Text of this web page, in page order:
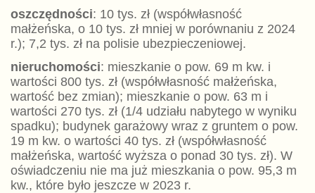
oszczędności: 10 tys. zł (współwłasność
małżeńska, o 10 tys. zł mniej w porównaniu z 2024
r.); 7,2 tys. zł na polisie ubezpieczeniowej.
nieruchomości: mieszkanie o pow. 69 m kw. i
wartości 800 tys. zł (współwłasność małżeńska,
wartość bez zmian); mieszkanie o pow. 63 m i
wartości 270 tys. zł (1/4 udziału nabytego w wyniku
spadku); budynek garażowy wraz z gruntem o pow.
19 m kw. o wartości 40 tys. zł (współwłasność
małżeńska, wartość wyższa o ponad 30 tys. zł). W
oświadczeniu nie ma już mieszkania o pow. 95,3 m
kw., które było jeszcze w 2023 r.